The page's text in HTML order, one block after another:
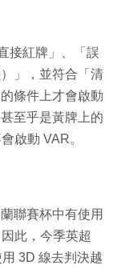
接紅牌」、「誤
」，並符合「清
條件上才會啟動
至乎是黃牌上的
啟動 VAR。
聯賽杯中有使用
此，今季英超
3D 線去判決越